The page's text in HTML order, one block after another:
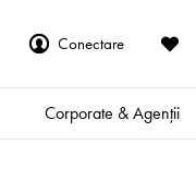
Conectare
Corporate & Agenții